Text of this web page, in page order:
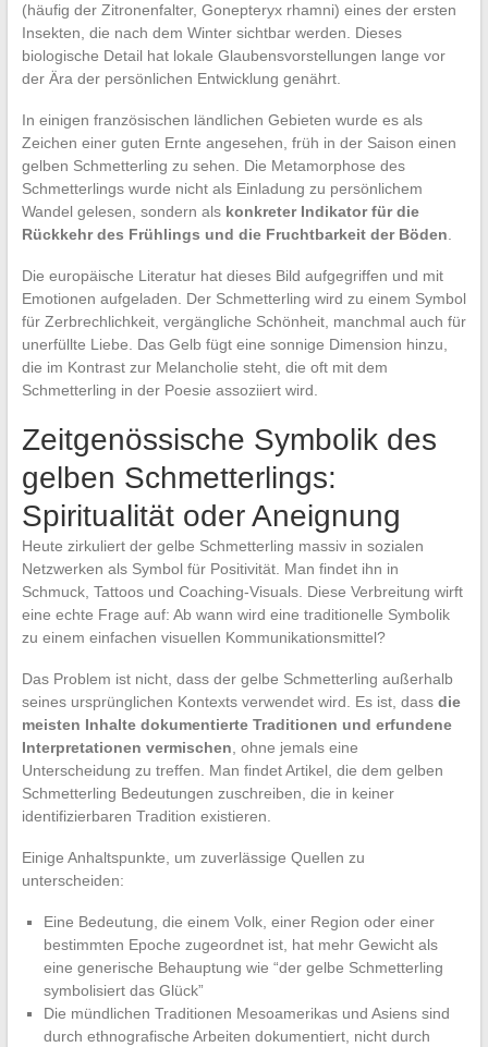
(häufig der Zitronenfalter, Gonepteryx rhamni) eines der ersten
Insekten, die nach dem Winter sichtbar werden. Dieses
biologische Detail hat lokale Glaubensvorstellungen lange vor
der Ära der persönlichen Entwicklung genährt.
In einigen französischen ländlichen Gebieten wurde es als
Zeichen einer guten Ernte angesehen, früh in der Saison einen
gelben Schmetterling zu sehen. Die Metamorphose des
Schmetterlings wurde nicht als Einladung zu persönlichem
Wandel gelesen, sondern als konkreter Indikator für die
Rückkehr des Frühlings und die Fruchtbarkeit der Böden.
Die europäische Literatur hat dieses Bild aufgegriffen und mit
Emotionen aufgeladen. Der Schmetterling wird zu einem Symbol
für Zerbrechlichkeit, vergängliche Schönheit, manchmal auch für
unerfüllte Liebe. Das Gelb fügt eine sonnige Dimension hinzu,
die im Kontrast zur Melancholie steht, die oft mit dem
Schmetterling in der Poesie assoziiert wird.
Zeitgenössische Symbolik des
gelben Schmetterlings:
Spiritualität oder Aneignung
Heute zirkuliert der gelbe Schmetterling massiv in sozialen
Netzwerken als Symbol für Positivität. Man findet ihn in
Schmuck, Tattoos und Coaching-Visuals. Diese Verbreitung wirft
eine echte Frage auf: Ab wann wird eine traditionelle Symbolik
zu einem einfachen visuellen Kommunikationsmittel?
Das Problem ist nicht, dass der gelbe Schmetterling außerhalb
seines ursprünglichen Kontexts verwendet wird. Es ist, dass die
meisten Inhalte dokumentierte Traditionen und erfundene
Interpretationen vermischen, ohne jemals eine
Unterscheidung zu treffen. Man findet Artikel, die dem gelben
Schmetterling Bedeutungen zuschreiben, die in keiner
identifizierbaren Tradition existieren.
Einige Anhaltspunkte, um zuverlässige Quellen zu
unterscheiden:
Eine Bedeutung, die einem Volk, einer Region oder einer
bestimmten Epoche zugeordnet ist, hat mehr Gewicht als
eine generische Behauptung wie “der gelbe Schmetterling
symbolisiert das Glück”
Die mündlichen Traditionen Mesoamerikas und Asiens sind
durch ethnografische Arbeiten dokumentiert, nicht durch